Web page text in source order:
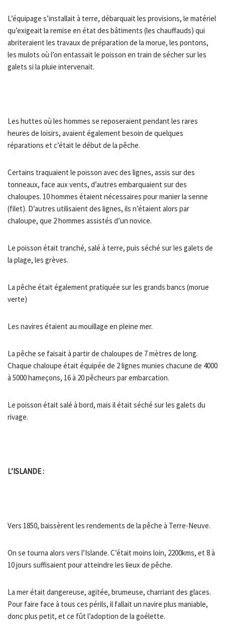
L’équipage s’installait à terre, débarquait les provisions, le matériel
qu’exigeait la remise en état des bâtiments (les chauffauds) qui
abriteraient les travaux de préparation de la morue, les pontons,
les mulots où l’on entassait le poisson en train de sécher sur les
galets si la pluie intervenait.
Les huttes où les hommes se reposeraient pendant les rares
heures de loisirs, avaient également besoin de quelques
réparations et c’était le début de la pêche.
Certains traquaient le poisson avec des lignes, assis sur des
tonneaux, face aux vents, d’autres embarquaient sur des
chaloupes. 10 hommes étaient nécessaires pour manier la senne
(filet). D’autres utilisaient des lignes, ils n’étaient alors par
chaloupe, que 2 hommes assistés d’un novice.
Le poisson était tranché, salé à terre, puis séché sur les galets de
la plage, les grèves.
La pêche était également pratiquée sur les grands bancs (morue
verte)
Les navires étaient au mouillage en pleine mer.
La pêche se faisait à partir de chaloupes de 7 mètres de long.
Chaque chaloupe était équipée de 2 lignes munies chacune de 4000
à 5000 hameçons, 16 à 20 pêcheurs par embarcation.
Le poisson était salé à bord, mais il était séché sur les galets du
rivage.
L’ISLANDE :
Vers 1850, baissèrent les rendements de la pêche à Terre-Neuve.
On se tourna alors vers l’Islande. C’était moins loin, 2200kms, et 8 à
10 jours suffisaient pour atteindre les lieux de pêche.
La mer était dangereuse, agitée, brumeuse, charriant des glaces.
Pour faire face à tous ces périls, il fallait un navire plus maniable,
donc plus petit, et ce fût l’adoption de la goélette.